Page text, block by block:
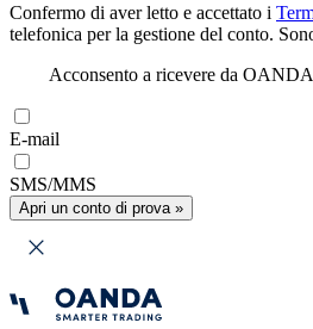
Confermo di aver letto e accettato i
telefonica per la gestione del conto.
Acconsento a ricevere da
E-mail
SMS/MMS
Apri un conto di prova »